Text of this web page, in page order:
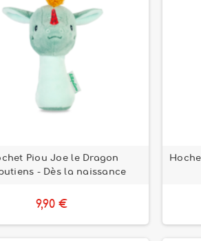
Piou Joe le Dragon
- Dès la naissance
9,90 €